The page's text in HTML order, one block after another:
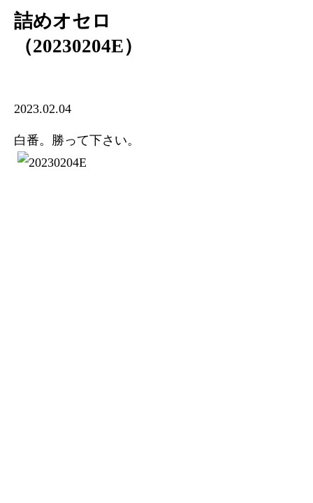
詰めオセロ
（20230204E）
2023.02.04
白番。勝って下さい。